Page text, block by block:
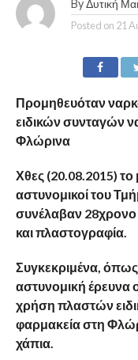
By Δυτική
Posted on 21
Προμηθευόταν
ειδικών συνταγών
Φλώρινα
Χθες (20.08.2015)
αστυνομικοί του
συνέλαβαν
και πλαστογραφία.
Συγκεκριμένα,
αστυνομική έρευνα
χρήση πλαστών
φαρμακεία στη
χάπια.